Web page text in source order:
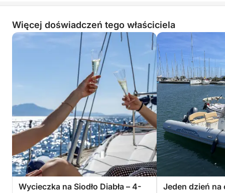
Więcej doświadczeń tego właściciela
Wycieczka na Siodło Diabła – 4-
Jeden dzień na